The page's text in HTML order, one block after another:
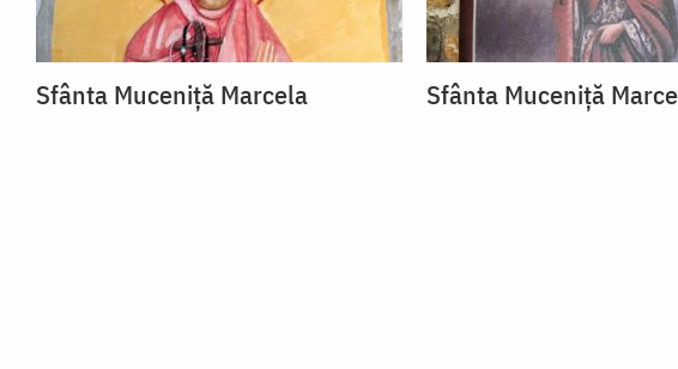
Sfânta Muceniță Marcela Sfânta Muceniță